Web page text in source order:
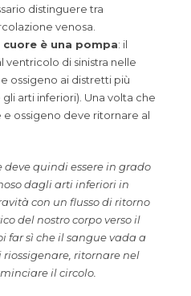
distinguere tra
venosa.
cuore è una pompa: il
di sinistra nelle
ossigeno ai distretti più
arti inferiori). Una volta che
ossigeno deve ritornare al
deve quindi essere in grado
dagli arti inferiori in
con un flusso di ritorno
del nostro corpo verso il
far sì che il sangue vada a
ritornare nel
il circolo.